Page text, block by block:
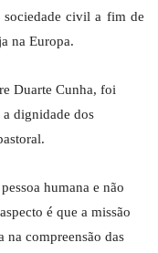
sociedade civil a fim de
na Europa.
Duarte Cunha, foi
dignidade dos
humana e não
é que a missão
na compreensão das